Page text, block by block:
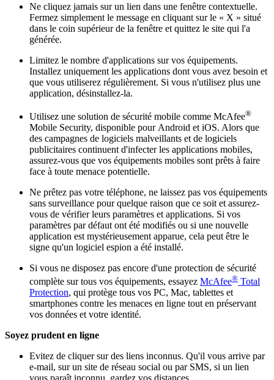
Ne cliquez jamais sur un lien dans une fenêtre contextuelle.
Fermez simplement le message en cliquant sur le « X » situé
dans le coin supérieur de la fenêtre et quittez le site qui l'a
générée.
Limitez le nombre d'applications sur vos équipements.
Installez uniquement les applications dont vous avez besoin et
que vous utiliserez régulièrement. Si vous n'utilisez plus une
application, désinstallez-la.
Utilisez une solution de sécurité mobile comme McAfee®
Mobile Security, disponible pour Android et iOS. Alors que
des campagnes de logiciels malveillants et de logiciels
publicitaires continuent d'infecter les applications mobiles,
assurez-vous que vos équipements mobiles sont prêts à faire
face à toute menace potentielle.
Ne prêtez pas votre téléphone, ne laissez pas vos équipements
sans surveillance pour quelque raison que ce soit et assurez-
vous de vérifier leurs paramètres et applications. Si vos
paramètres par défaut ont été modifiés ou si une nouvelle
application est mystérieusement apparue, cela peut être le
signe qu'un logiciel espion a été installé.
Si vous ne disposez pas encore d'une protection de sécurité
complète sur tous vos équipements, essayez McAfee® Total
Protection, qui protège tous vos PC, Mac, tablettes et
smartphones contre les menaces en ligne tout en préservant
vos données et votre identité.
Soyez prudent en ligne
Evitez de cliquer sur des liens inconnus. Qu'il vous arrive par
e-mail, sur un site de réseau social ou par SMS, si un lien